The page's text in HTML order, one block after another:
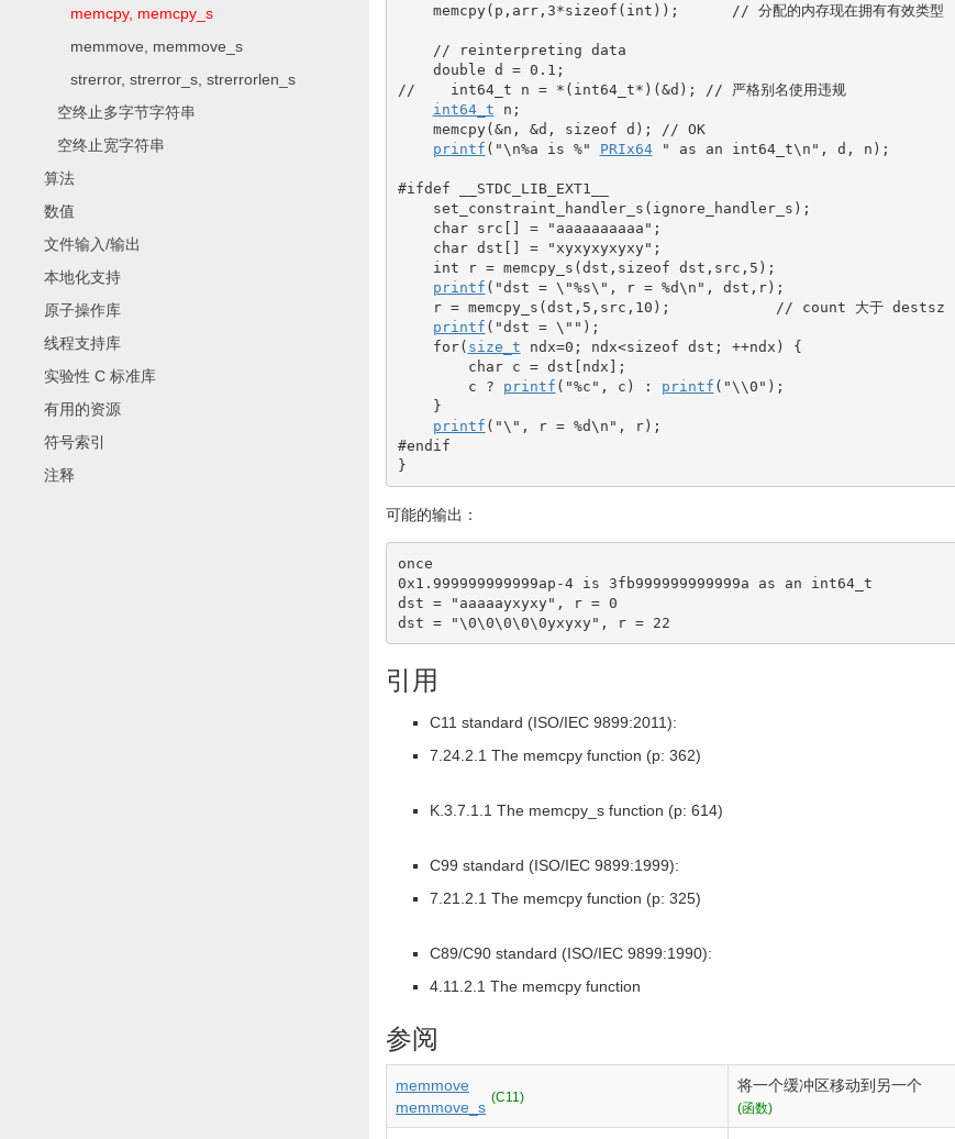
memcpy, memcpy_s
memmove, memmove_s
strerror, strerror_s, strerrorlen_s
空终止多字节字符串
空终止宽字符串
算法
数值
文件输入/输出
本地化支持
原子操作库
线程支持库
实验性 C 标准库
有用的资源
符号索引
注释
    memcpy
( p,arr, 3*sizeof ( int ) ) ; // 分配的内存现在拥有有效类型
// reinterpreting data
double d = 0.1 ;
//    int64_t n = *(int64_t*)(&d); // 严格别名使用违规
int64_t n ;
    memcpy
(&n, &d, sizeof d ) ;
// OK
printf ( "\n%a is %" PRIx64 " as an int64_t\n " , d, n ) ;
#ifdef __STDC_LIB_EXT1__
    set_constraint_handler_s
( ignore_handler_s ) ;
char src [ ] = "aaaaaaaaaa" ;
char dst [ ] = "xyxyxyxyxy" ;
int r = memcpy_s (dst, sizeof dst,src, 5 ) ;
printf ( "dst = \"%s\" , r = %d\n " , dst,r) ;
    r
= memcpy_s (dst, 5 ,src, 10 ) ;
// count 大于 destsz
printf ( "dst = \" " ) ;
for( size_t ndx=0 ; ndx<sizeof dst ; ++ndx )
{
char c = dst [ ndx ] ;
        c
? printf ( "%c" , c ) : printf ( "\\0" ) ;
}
printf ( "\" , r = %d\n " , r) ;
#endif
}
可能的输出：
once
0x1.999999999999ap-4 is 3fb999999999999a as an int64_t
dst = "aaaaayxyxy", r = 0
dst = "\0\0\0\0\0yxyxy", r = 22
引用
C11 standard (ISO/IEC 9899:2011):
7.24.2.1 The memcpy function (p: 362)
K.3.7.1.1 The memcpy_s function (p: 614)
C99 standard (ISO/IEC 9899:1999):
7.21.2.1 The memcpy function (p: 325)
C89/C90 standard (ISO/IEC 9899:1990):
4.11.2.1 The memcpy function
参阅
memmove
memmove_s
(C11)
将一个缓冲区移动到另一个
(函数)